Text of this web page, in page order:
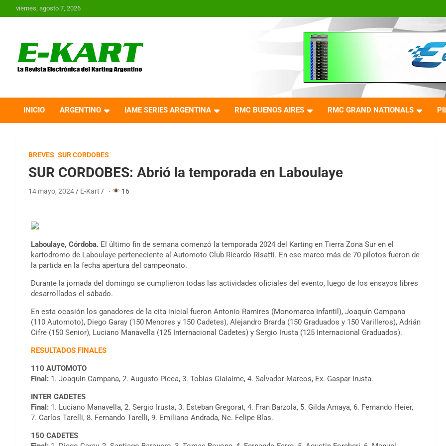
al
viernes, agosto 7, 2026
Revista Electrónica del
INICIO ARGENTINO IAME SERIES ARGENTINA RMC BUENOS AIRES RMC GRAND NATIONALS
BREVES SUR CORDOBES
SUR CORDOBES: Abrió la temporada en Laboulaye
14 mayo, 2024 E-Kart · 16
Laboulaye, Córdoba. El último fin de semana comenzó la temporada 2024 del Karting en Tierra Zona Sur en el
kartodromo de Laboulaye perteneciente al Automoto Club Ricardo Risatti. En ese marco más de 70 pilotos fueron de
la partida en la fecha apertura del campeonato.
Durante la jornada del domingo se cumplieron todas las actividades oficiales del evento, luego de los ensayos libres
desarrollados el sábado.
En esta ocasión los ganadores de la cita inicial fueron Antonio Ramires (Monomarca Infantil), Joaquín Campana
(110 Automoto), Diego Garay (150 Menores y 150 Cadetes), Alejandro Brarda (150 Graduados y 150 Varilleros), Adrián
Cifre (150 Senior), Luciano Manavella (125 Internacional Cadetes) y Sergio Irusta (125 Internacional Graduados).
RESULTADOS FINALES
110 AUTOMOTO
Final: 1. Joaquin Campana, 2. Augusto Picca, 3. Tobias Giaiaime, 4. Salvador Marcos, Ex. Gaspar Irusta.
INTER CADETES
Final: 1. Luciano Manavella, 2. Sergio Irusta, 3. Esteban Gregorat, 4. Fran Barzola, 5. Gilda Amaya, 6. Fernando Heier,
7. Carlos Tarelli, 8. Fernando Tarelli, 9. Emiliano Andrada, Nc. Felipe Blas.
150 CADETES